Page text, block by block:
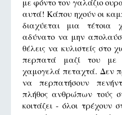
αυτά! Κάπου ηχούν οι
διαχύεται μια
αδύνατο να μην
θέλεις να κυλιστείς στο
περπατά μαζί του με
χαμογελά πεταχτά. Δεν
να περπατήσουν
πλήθος ανθρώπων τούς
κοιτάζει - όλοι τρέχουν